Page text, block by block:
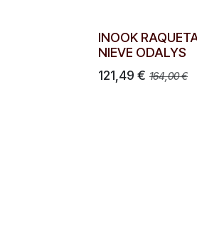
INOOK
NIEVE ODALYS
121,49 € 164,00€